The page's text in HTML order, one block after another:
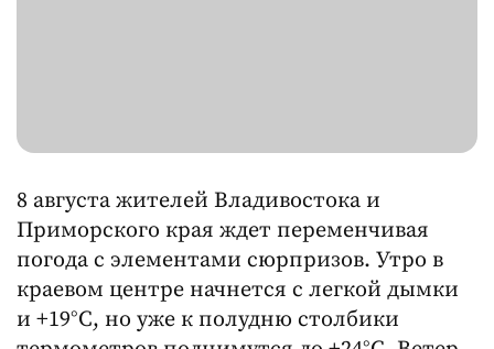
8 августа жителей Владивостока и
Приморского края ждет переменчивая
погода с элементами сюрпризов. Утро в
краевом центре начнется с легкой дымки
и +19°C, но уже к полудню столбики